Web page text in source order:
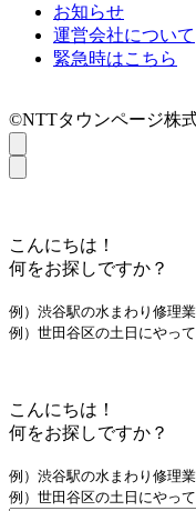
お知らせ
運営会社について
緊急時はこちら
©NTTタウンページ株式
こんにちは！
何をお探しですか？
例）渋谷駅の水まわり修理
例）世田谷区の土日にやっ
こんにちは！
何をお探しですか？
例）渋谷駅の水まわり修理
例）世田谷区の土日にやっ